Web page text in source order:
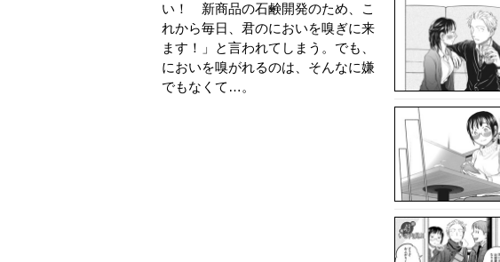
い！ 新商品の石鹸開発のため、こ
れから毎日、君のにおいを嗅ぎに来
ます！」と言われてしまう。でも、
においを嗅がれるのは、そんなに嫌
でもなくて…。